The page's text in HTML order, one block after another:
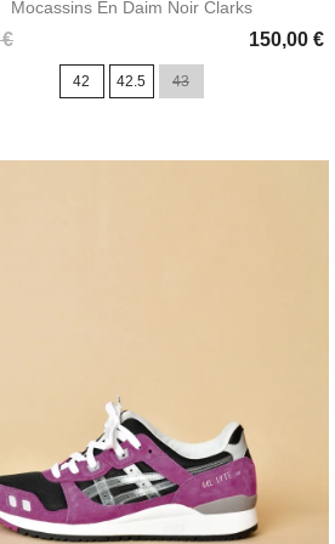
Mocassins En Daim Noir Clarks
150,00 €
42 42.5 43